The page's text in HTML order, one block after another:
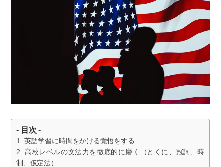
- 目次 -
英語学習に時間をかける覚悟をする
高校レベルの文法力を徹底的に磨く（とくに、冠詞、時
制、仮定法）